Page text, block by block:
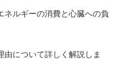
ネルギーの消費と心臓への負
由について詳しく解説しま